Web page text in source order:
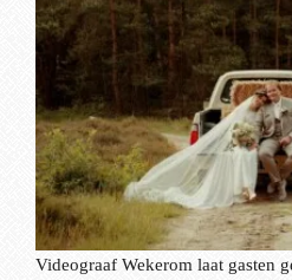
Videograaf Wekerom laat gasten